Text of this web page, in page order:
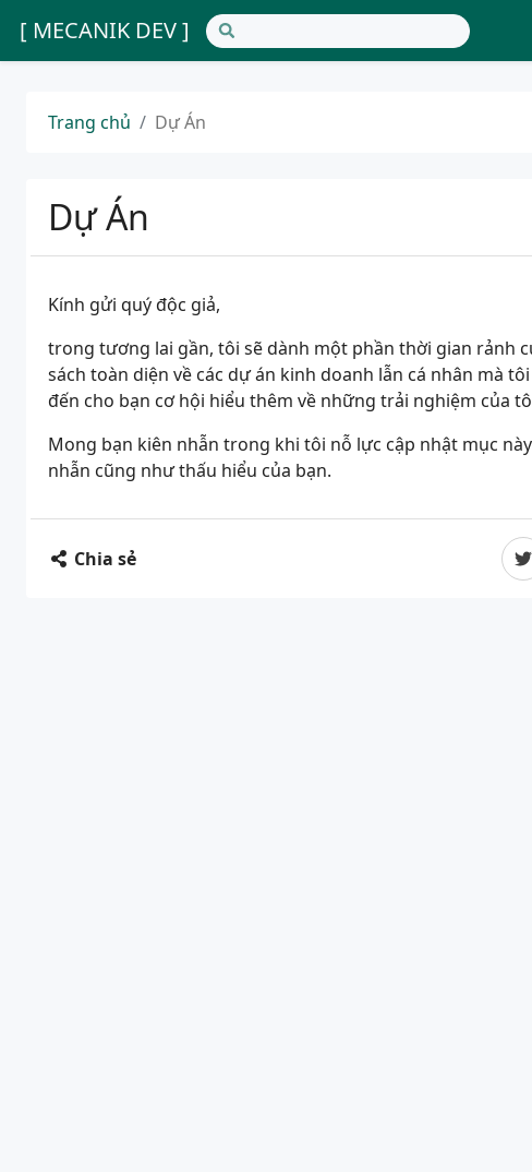
[ MECANIK DEV ]
Trang chủ Dự Án
Dự Án
Kính gửi quý độc giả,
trong tương lai gần, tôi sẽ dành một phần thời gian rảnh
sách toàn diện về các dự án kinh doanh lẫn cá nhân mà
đến cho bạn cơ hội hiểu thêm về những trải nghiệm của
Mong bạn kiên nhẫn trong khi tôi nỗ lực cập nhật mục
nhẫn cũng như thấu hiểu của bạn.
Chia sẻ